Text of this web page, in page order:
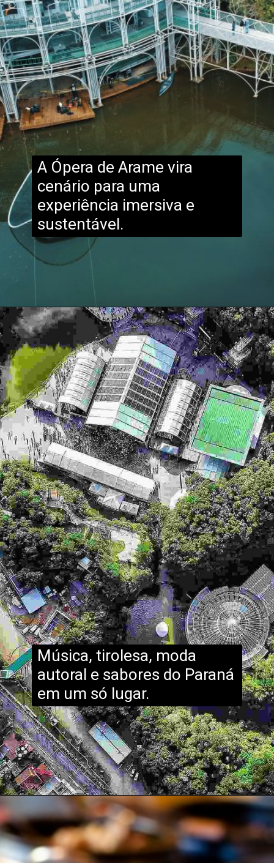
A Ópera de Arame vira
cenário para uma
experiência imersiva e
sustentável.
Música, tirolesa, moda
autoral e sabores do Paraná
em um só lugar.